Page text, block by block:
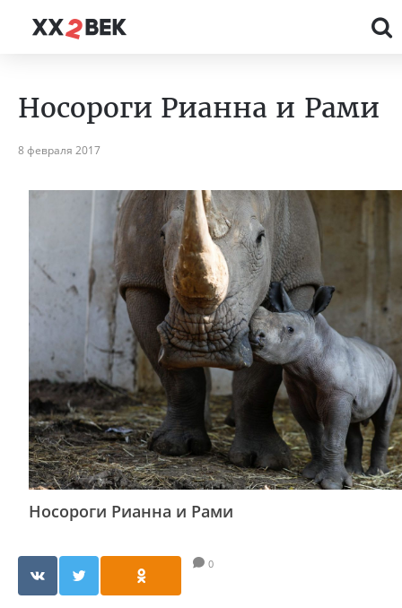
Носороги Рианна и Рами
8 февраля 2017
Носороги Рианна и Рами
0